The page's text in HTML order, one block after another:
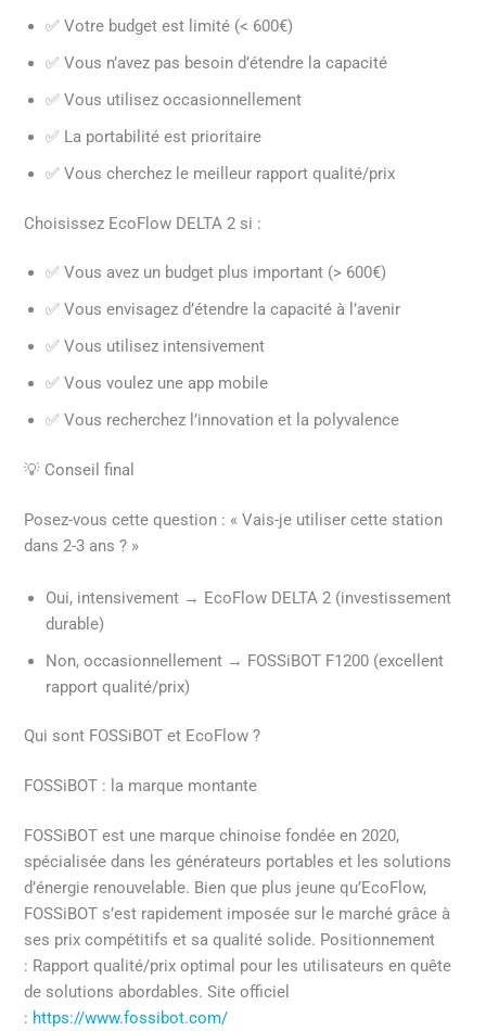
✅ Votre budget est limité (< 600€)
✅ Vous n’avez pas besoin d’étendre la capacité
✅ Vous utilisez occasionnellement
✅ La portabilité est prioritaire
✅ Vous cherchez le meilleur rapport qualité/prix
Choisissez EcoFlow DELTA 2 si :
✅ Vous avez un budget plus important (> 600€)
✅ Vous envisagez d’étendre la capacité à l’avenir
✅ Vous utilisez intensivement
✅ Vous voulez une app mobile
✅ Vous recherchez l’innovation et la polyvalence
💡 Conseil final
Posez-vous cette question : « Vais-je utiliser cette station
dans 2-3 ans ? »
Oui, intensivement → EcoFlow DELTA 2 (investissement
durable)
Non, occasionnellement → FOSSiBOT F1200 (excellent
rapport qualité/prix)
Qui sont FOSSiBOT et EcoFlow ?
FOSSiBOT : la marque montante
FOSSiBOT est une marque chinoise fondée en 2020,
spécialisée dans les générateurs portables et les solutions
d’énergie renouvelable. Bien que plus jeune qu’EcoFlow,
FOSSiBOT s’est rapidement imposée sur le marché grâce à
ses prix compétitifs et sa qualité solide. Positionnement
: Rapport qualité/prix optimal pour les utilisateurs en quête
de solutions abordables. Site officiel
: https://www.fossibot.com/